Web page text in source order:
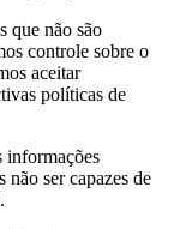
que não são
controle sobre o
aceitar
políticas de
informações
não ser capazes de